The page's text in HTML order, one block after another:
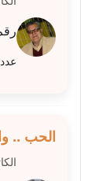
مدونة
عاملة
مدونة
الحب ..